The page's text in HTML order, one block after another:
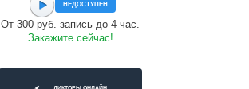
НЕДОСТУПЕН
От 300 руб. запись до 4 час.
Закажите сейчас!
ДИКТОРЫ ОНЛАЙН